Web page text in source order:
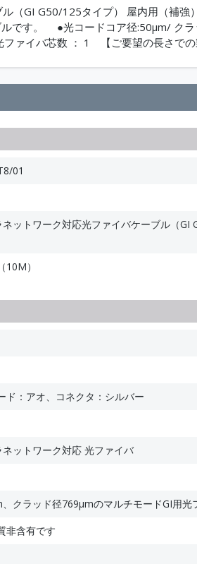
（GI G50/125タイプ） 屋内用（補強
ルです。 ●光コードコア径:50μm/ ク
イバ芯数 ： 1 【ご要望の長さでの
01
ットワーク対応光ファイバケーブル（GI
10M）
ド：アオ、コネクタ：シルバー
ットワーク対応 光ファイバ
クラッド径769μmのマルチモードGI用光
非含有です